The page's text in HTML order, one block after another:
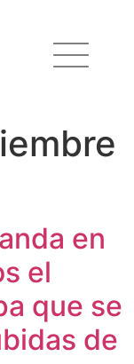
en
el
que se
de